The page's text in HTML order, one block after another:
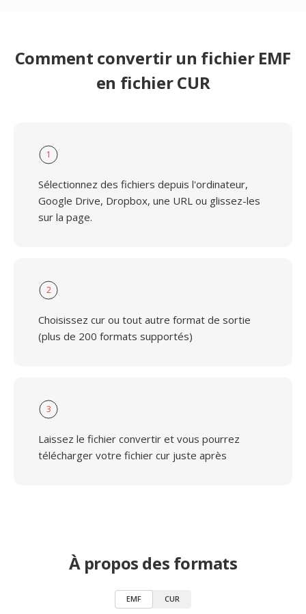
Comment convertir un fichier EMF
en fichier CUR
1
Sélectionnez des fichiers depuis l'ordinateur,
Google Drive, Dropbox, une URL ou glissez-les
sur la page.
2
Choisissez cur ou tout autre format de sortie
(plus de 200 formats supportés)
3
Laissez le fichier convertir et vous pourrez
télécharger votre fichier cur juste après
À propos des formats
EMF CUR